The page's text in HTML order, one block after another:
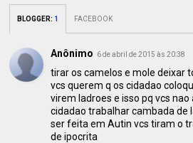
BLOGGER: 1 FACEBOOK
Anônimo 6 de abril de 2015 às 20:38
tirar os camelos e mole deixar
vcs querem q os cidadao
virem ladroes e isso pq vcs
cidadao trabalhar cambada de
ser feita em Autin vcs tiram o
de ipocrita